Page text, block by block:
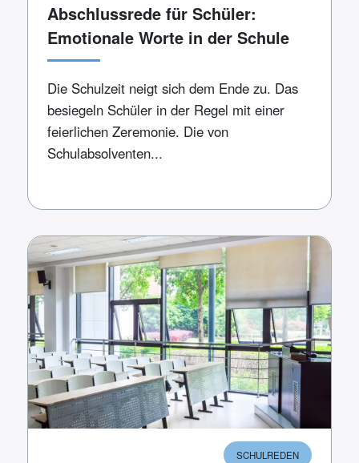
Abschlussrede für Schüler:
Emotionale Worte in der Schule
Die Schulzeit neigt sich dem Ende zu. Das
besiegeln Schüler in der Regel mit einer
feierlichen Zeremonie. Die von
Schulabsolventen...
SCHULREDEN